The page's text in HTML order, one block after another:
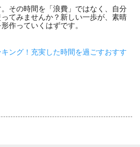
その時間を「浪費」ではなく、自分
てみませんか？新しい一歩が、素晴
作っていくはずです。
ング！充実した時間を過ごすおすす